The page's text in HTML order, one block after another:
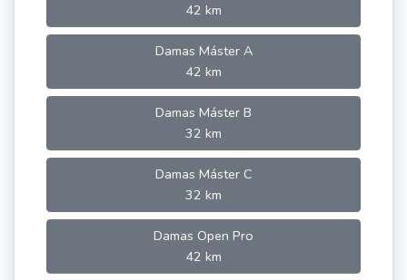
42 km
Damas Máster A
42 km
Damas Máster B
32 km
Damas Máster C
32 km
Damas Open Pro
42 km